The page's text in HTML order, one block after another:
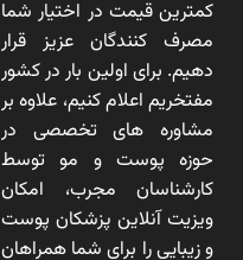
کمترین قیمت در اختیار شما
مصرف کنندگان عزیز قرار
دهیم. برای اولین بار در کشور
مفتخریم اعلام کنیم، علاوه بر
مشاوره های تخصصی در
حوزه پوست و مو توسط
کارشناسان مجرب، امکان
ویزیت آنلاین پزشکان پوست
و زیبایی را برای شما همراهان